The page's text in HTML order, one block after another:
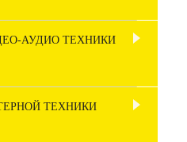
И
АУДИО ТЕХНИКИ
ТЕХНИКИ